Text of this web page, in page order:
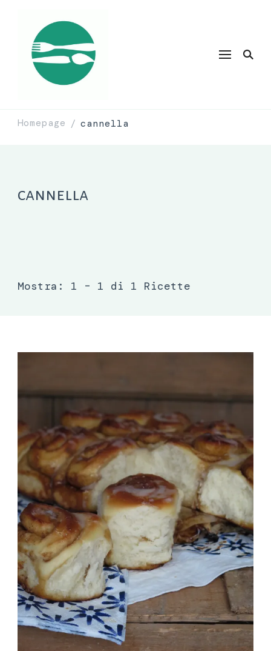
Homepage / cannella
cannella
Mostra: 1 – 1 di 1 Ricette